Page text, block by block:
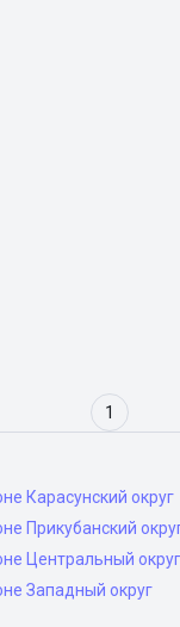
1
Карасунский округ
Прикубанский
Центральный округ
Западный округ